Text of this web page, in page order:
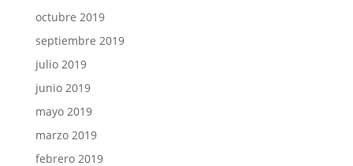
octubre 2019
septiembre 2019
julio 2019
junio 2019
mayo 2019
marzo 2019
febrero 2019